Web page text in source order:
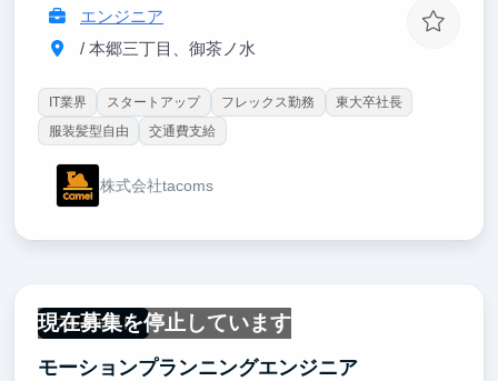
エンジニア
/ 本郷三丁目、御茶ノ水
IT業界 スタートアップ フレックス勤務
東大卒社長
服装髪型自由
交通費支給
株式会社tacoms
現在募集を停止しています
フルリモート
モーションプランニングエンジニア